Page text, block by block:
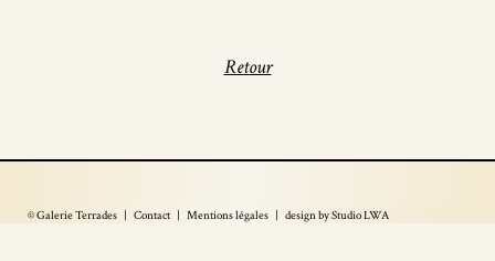
Retour
© Galerie Terrades | Contact Mentions légales design by Studio LWA